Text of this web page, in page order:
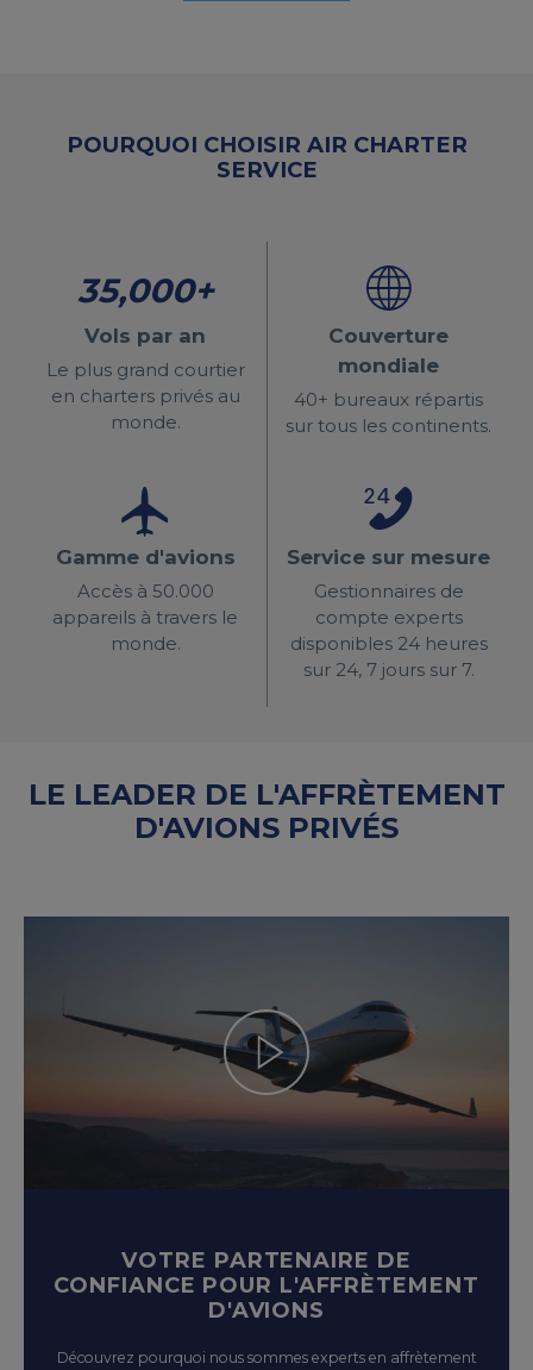
POURQUOI CHOISIR AIR CHARTER
SERVICE
35,000+
Vols par an
Le plus grand courtier
en charters privés au
monde.
Couverture
mondiale
40+ bureaux répartis
sur tous les continents.
Gamme d'avions
Accès à 50.000
appareils à travers le
monde.
Service sur mesure
Gestionnaires de
compte experts
disponibles 24 heures
sur 24, 7 jours sur 7.
LE LEADER DE L'AFFRÈTEMENT
D'AVIONS PRIVÉS
VOTRE PARTENAIRE DE
CONFIANCE POUR L'AFFRÈTEMENT
D'AVIONS
Découvrez pourquoi nous sommes experts en affrètement